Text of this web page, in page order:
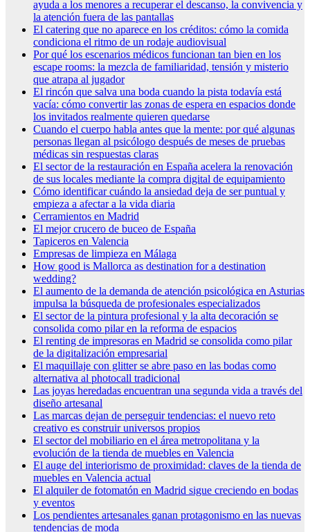
ayuda a los menores a recuperar el descanso, la convivencia y
la atención fuera de las pantallas
El catering que no aparece en los créditos: cómo la comida
condiciona el ritmo de un rodaje audiovisual
Por qué los escenarios médicos funcionan tan bien en los
escape rooms: la mezcla de familiaridad, tensión y misterio
que atrapa al jugador
El rincón que salva una boda cuando la pista todavía está
vacía: cómo convertir las zonas de espera en espacios donde
los invitados realmente quieren quedarse
Cuando el cuerpo habla antes que la mente: por qué algunas
personas llegan al psicólogo después de meses de pruebas
médicas sin respuestas claras
El sector de la restauración en España acelera la renovación
de sus locales mediante la compra digital de equipamiento
Cómo identificar cuándo la ansiedad deja de ser puntual y
empieza a afectar a la vida diaria
Cerramientos en Madrid
El mejor crucero de buceo de España
Tapiceros en Valencia
Empresas de limpieza en Málaga
How good is Mallorca as destination for a destination
wedding?
El aumento de la demanda de atención psicológica en Asturias
impulsa la búsqueda de profesionales especializados
El sector de la pintura profesional y la alta decoración se
consolida como pilar en la reforma de espacios
El renting de impresoras en Madrid se consolida como pilar
de la digitalización empresarial
El maquillaje con glitter se abre paso en las bodas como
alternativa al photocall tradicional
Las joyas heredadas encuentran una segunda vida a través del
diseño artesanal
Las marcas dejan de perseguir tendencias: el nuevo reto
creativo es construir universos propios
El sector del mobiliario en el área metropolitana y la
evolución de la tienda de muebles en Valencia
El auge del interiorismo de proximidad: claves de la tienda de
muebles en Valencia actual
El alquiler de fotomatón en Madrid sigue creciendo en bodas
y eventos
Los pendientes artesanales ganan protagonismo en las nuevas
tendencias de moda